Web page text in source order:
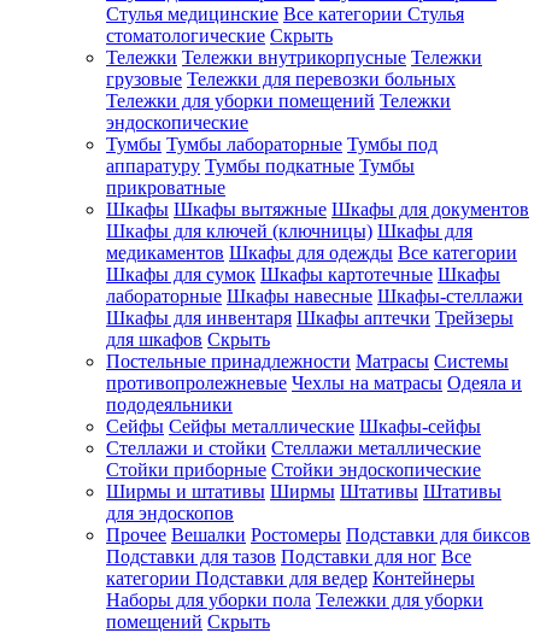
Стулья медицинские Все категории Стулья
стоматологические Скрыть
Тележки Тележки внутрикорпусные Тележки
грузовые Тележки для перевозки больных
Тележки для уборки помещений Тележки
эндоскопические
Тумбы Тумбы лабораторные Тумбы под
аппаратуру Тумбы подкатные Тумбы
прикроватные
Шкафы Шкафы вытяжные Шкафы для документов
Шкафы для ключей (ключницы) Шкафы для
медикаментов Шкафы для одежды Все категории
Шкафы для сумок Шкафы картотечные Шкафы
лабораторные Шкафы навесные Шкафы-стеллажи
Шкафы для инвентаря Шкафы аптечки Трейзеры
для шкафов Скрыть
Постельные принадлежности Матрасы Системы
противопролежневые Чехлы на матрасы Одеяла и
пододеяльники
Сейфы Сейфы металлические Шкафы-сейфы
Стеллажи и стойки Стеллажи металлические
Стойки приборные Стойки эндоскопические
Ширмы и штативы Ширмы Штативы Штативы
для эндоскопов
Прочее Вешалки Ростомеры Подставки для биксов
Подставки для тазов Подставки для ног Все
категории Подставки для ведер Контейнеры
Наборы для уборки пола Тележки для уборки
помещений Скрыть